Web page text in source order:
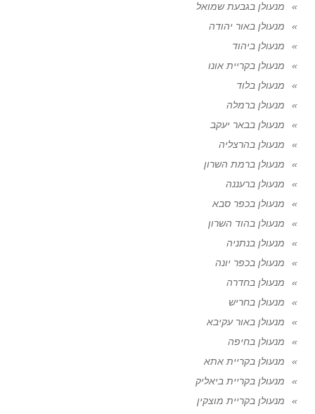
מנעולן בגבעת שמואל
מנעולן באור יהודה
מנעולן ביהוד
מנעולן בקריית אונו
מנעולן בלוד
מנעולן ברמלה
מנעולן בבאר יעקב
מנעולן בהרצליה
מנעולן ברמת השרון
מנעולן ברעננה
מנעולן בכפר סבא
מנעולן בהוד השרון
מנעולן בנתניה
מנעולן בכפר יונה
מנעולן בחדרה
מנעולן בחריש
מנעולן באור עקיבא
מנעולן בחיפה
מנעולן בקריית אתא
מנעולן בקריית ביאליק
מנעולן בקריית מוצקין